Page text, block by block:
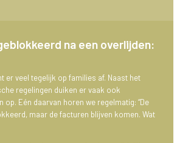
na een overlijden:
er veel tegelijk op families af. Naast het
regelingen duiken er vaak ook
op. Eén daarvan horen we regelmatig: “De
maar de facturen blijven komen. Wat